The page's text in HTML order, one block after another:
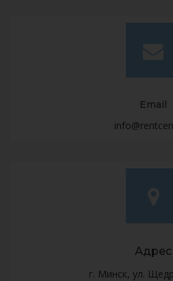
Email
Адрес
г. Минск, ул.